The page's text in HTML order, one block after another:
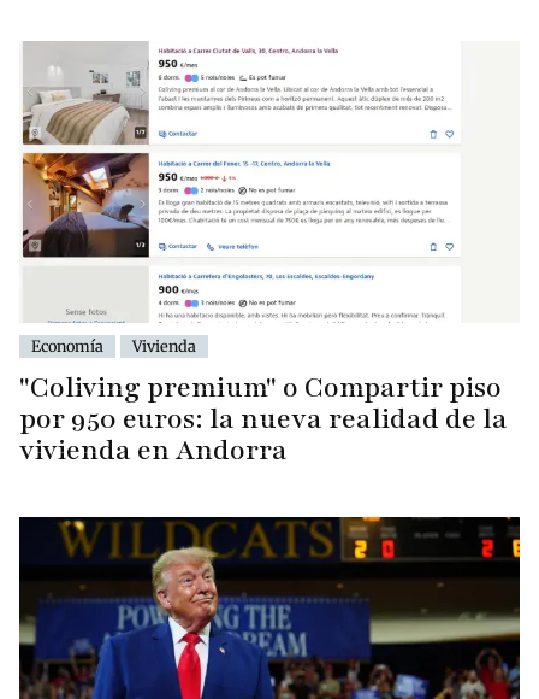
Economía Vivienda
"Coliving premium" o Compartir piso
por 950 euros: la nueva realidad de la
vivienda en Andorra